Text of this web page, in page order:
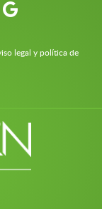
legal y política de